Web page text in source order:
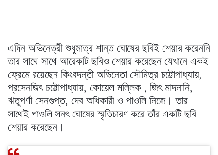
এদিন অভিনেত্রী শুধুমাত্র শান্ত ঘোষের ছবিই শেয়ার করেননি
তার সাথে সাথে আরেকটি ছবিও শেয়ার করেছেন যেখানে একই
ফ্রেমে রয়েছেন কিংবদন্তী অভিনেতা সৌমিত্র চট্টোপাধ্যায়,
প্রসেনজিৎ চট্টোপাধ্যায়, কোয়েল মল্লিক , জিৎ মাদনানি,
ঋতুপর্ণা সেনগুপ্ত, দেব অধিকারী ও পাওলি নিজে। তার
সাথেই পাওলি সনৎ ঘোষের স্মৃতিচারণ করে তাঁর একটি ছবি
শেয়ার করেছেন।